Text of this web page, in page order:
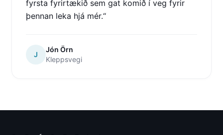
fyrsta fyrirtækið sem gat komið í veg fyrir
þennan leka hjá mér.“
J
Jón Örn
Kleppsvegi